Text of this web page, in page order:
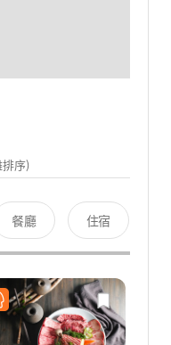
序)
餐廳 住宿